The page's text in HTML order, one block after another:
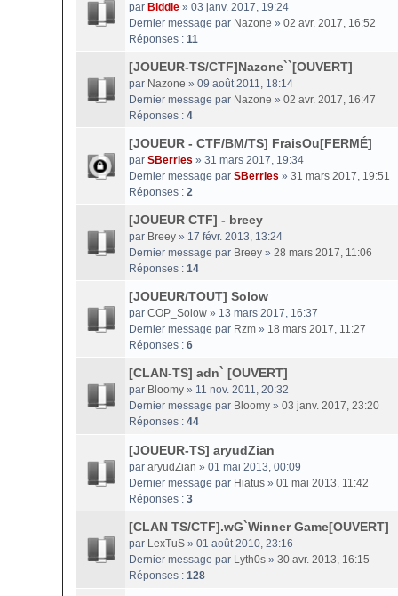
par Biddle » 03 janv. 2017, 19:24
Dernier message par Nazone » 02 avr. 2017, 16:52
Réponses : 11
[JOUEUR-TS/CTF]Nazone``[OUVERT]
par Nazone » 09 août 2011, 18:14
Dernier message par Nazone » 02 avr. 2017, 16:47
Réponses : 4
[JOUEUR - CTF/BM/TS] FraisOu[FERMÉ]
par SBerries » 31 mars 2017, 19:34
Dernier message par SBerries » 31 mars 2017, 19:51
Réponses : 2
[JOUEUR CTF] - breey
par Breey » 17 févr. 2013, 13:24
Dernier message par Breey » 28 mars 2017, 11:06
Réponses : 14
[JOUEUR/TOUT] Solow
par COP_Solow » 13 mars 2017, 16:37
Dernier message par Rzm » 18 mars 2017, 11:27
Réponses : 6
[CLAN-TS] adn` [OUVERT]
par Bloomy » 11 nov. 2011, 20:32
Dernier message par Bloomy » 03 janv. 2017, 23:20
Réponses : 44
[JOUEUR-TS] aryudZian
par aryudZian » 01 mai 2013, 00:09
Dernier message par Hiatus » 01 mai 2013, 11:42
Réponses : 3
[CLAN TS/CTF].wG`Winner Game[OUVERT]
par LexTuS » 01 août 2010, 23:16
Dernier message par Lyth0s » 30 avr. 2013, 16:15
Réponses : 128